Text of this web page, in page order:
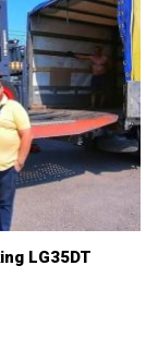
LG35DT